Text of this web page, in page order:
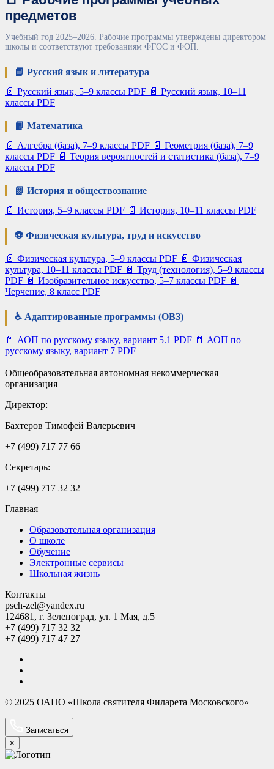
предметов
Учебный год 2025–2026. Рабочие программы утверждены директором
школы и соответствуют требованиям ФГОС и ФОП.
📘 Русский язык и литература
📄 Русский язык, 5–9 классы PDF 📄 Русский язык, 10–11
классы PDF
📙 Математика
📄 Алгебра (база), 7–9 классы PDF 📄 Геометрия (база), 7–9
классы PDF 📄 Теория вероятностей и статистика (база), 7–9
классы PDF
📗 История и обществознание
📄 История, 5–9 классы PDF 📄 История, 10–11 классы PDF
⚽ Физическая культура, труд и искусство
📄 Физическая культура, 5–9 классы PDF 📄 Физическая
культура, 10–11 классы PDF 📄 Труд (технология), 5–9 классы
PDF 📄 Изобразительное искусство, 5–7 классы PDF 📄
Черчение, 8 класс PDF
♿ Адаптированные программы (ОВЗ)
📄 АОП по русскому языку, вариант 5.1 PDF 📄 АОП по
русскому языку, вариант 7 PDF
Общеобразовательная автономная некоммерческая
организация
Директор:
Бахтеров Тимофей Валерьевич
+7 (499) 717 77 66
Секретарь:
+7 (499) 717 32 32
Главная
Образовательная организация
О школе
Обучение
Электронные сервисы
Школьная жизнь
Контакты
psch-zel@yandex.ru
124681, г. Зеленоград, ул. 1 Мая, д.5
+7 (499) 717 32 32
+7 (499) 717 47 27
© 2025 ОАНО «Школа святителя Филарета Московского»
Записаться
×